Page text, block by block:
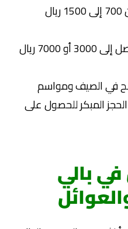
الفلل المتوسطة تبدأ من 700 إلى 1500 ريال
المنتجعات الفاخرة قد تصل إلى 3000 أو 7000 ريال
في الصيف ومواسم
المبكر للحصول على
بالي